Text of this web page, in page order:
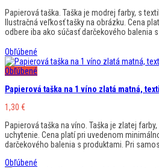
Papierová taška. Taška je modrej farby, s
Ilustračná veľkosť tašky na obrázku. Cena
odbere iba ako súčasť darčekového balenia
Obľúbené
Obľúbené
Papierová taška na 1 víno zlatá matná,
1,30 €
Papierová taška na víno. Taška je zlatej
uchytenie. Cena platí pri uvedenom
darčekového balenia s produktami. Pri
Obľúbené